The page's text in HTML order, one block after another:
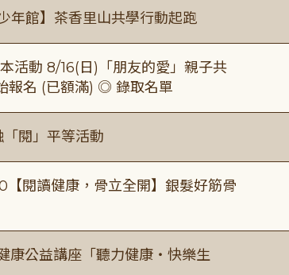
年館】茶香里山共學行動起跑
活動 8/16(日)「朋友的愛」親子共
報名 (已額滿) ◎ 錄取名單
「閱」平等活動
【閱讀健康，骨立全開】銀髮好筋骨
康公益講座「聽力健康・快樂生